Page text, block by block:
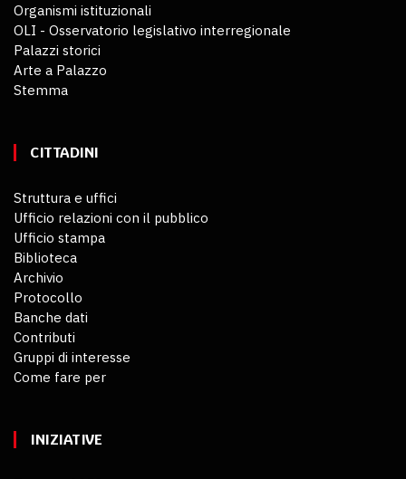
Organismi istituzionali
OLI - Osservatorio legislativo interregionale
Palazzi storici
Arte a Palazzo
Stemma
CITTADINI
Struttura e uffici
Ufficio relazioni con il pubblico
Ufficio stampa
Biblioteca
Archivio
Protocollo
Banche dati
Contributi
Gruppi di interesse
Come fare per
INIZIATIVE